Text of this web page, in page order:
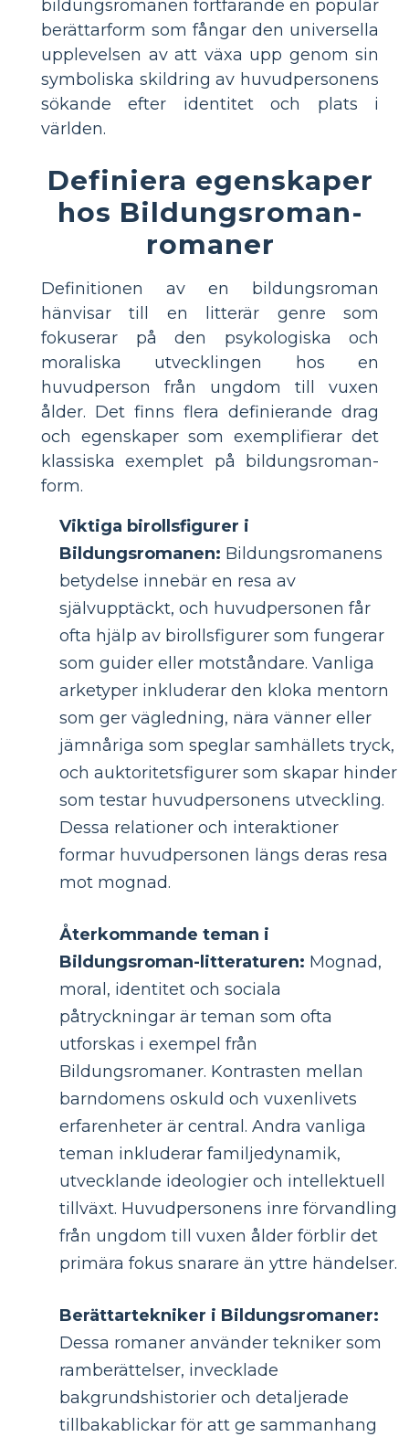
bildungsromanen fortfarande en populär
berättarform som fångar den universella
upplevelsen av att växa upp genom sin
symboliska skildring av huvudpersonens
sökande efter identitet och plats i
världen.
Definiera egenskaper
hos Bildungsroman-
romaner
Definitionen av en bildungsroman
hänvisar till en litterär genre som
fokuserar på den psykologiska och
moraliska utvecklingen hos en
huvudperson från ungdom till vuxen
ålder. Det finns flera definierande drag
och egenskaper som exemplifierar det
klassiska exemplet på bildungsroman-
form.
Viktiga birollsfigurer i
Bildungsromanen: Bildungsromanens
betydelse innebär en resa av
självupptäckt, och huvudpersonen får
ofta hjälp av birollsfigurer som fungerar
som guider eller motståndare. Vanliga
arketyper inkluderar den kloka mentorn
som ger vägledning, nära vänner eller
jämnåriga som speglar samhällets tryck,
och auktoritetsfigurer som skapar hinder
som testar huvudpersonens utveckling.
Dessa relationer och interaktioner
formar huvudpersonen längs deras resa
mot mognad.
Återkommande teman i
Bildungsroman-litteraturen: Mognad,
moral, identitet och sociala
påtryckningar är teman som ofta
utforskas i exempel från
Bildungsromaner. Kontrasten mellan
barndomens oskuld och vuxenlivets
erfarenheter är central. Andra vanliga
teman inkluderar familjedynamik,
utvecklande ideologier och intellektuell
tillväxt. Huvudpersonens inre förvandling
från ungdom till vuxen ålder förblir det
primära fokus snarare än yttre händelser.
Berättartekniker i Bildungsromaner:
Dessa romaner använder tekniker som
ramberättelser, invecklade
bakgrundshistorier och detaljerade
tillbakablickar för att ge sammanhang